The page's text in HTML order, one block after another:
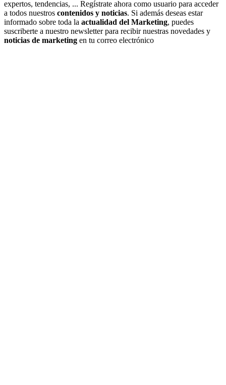
expertos, tendencias, ... Regístrate ahora como usuario para acceder
a todos nuestros contenidos y noticias. Si además deseas estar
informado sobre toda la actualidad del Marketing, puedes
suscriberte a nuestro newsletter para recibir nuestras novedades y
noticias de marketing en tu correo electrónico